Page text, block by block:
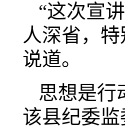
“这次宣
人深省，
说道。
思想是行
该县纪委